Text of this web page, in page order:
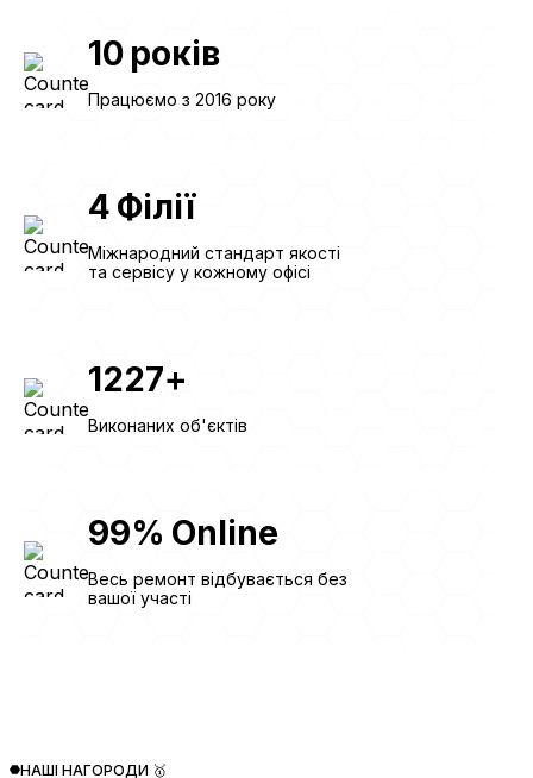
10 років
Працюємо з 2016 року
4 Філії
Міжнародний стандарт якості
та сервісу у кожному офісі
1227+
Виконаних об'єктів
99% Online
Весь ремонт відбувається без
вашої участі
НАШІ НАГОРОДИ 🥇